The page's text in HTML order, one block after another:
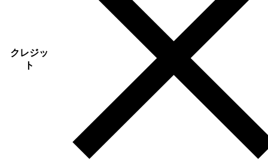
クレジッ
ト